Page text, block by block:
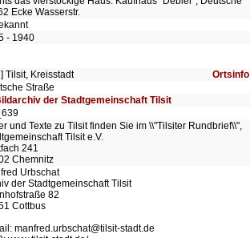
Ecke Wasserstr.
- 1940
Tilsit, Kreisstadt
Ortsinfo
Straße
der Stadtgemeinschaft Tilsit
und Texte zu Tilsit finden Sie im \\"Tilsiter Rundbrief\\",
Tilsit e.V.
241
Chemnitz
Urbschat
der Stadtgemeinschaft Tilsit
82
Cottbus
manfred.urbschat@tilsit-stadt.de